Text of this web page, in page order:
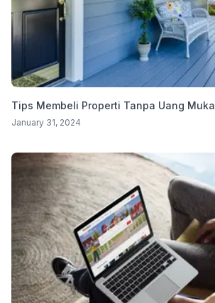
Tips Membeli Properti Tanpa Uang Muka
January 31, 2024